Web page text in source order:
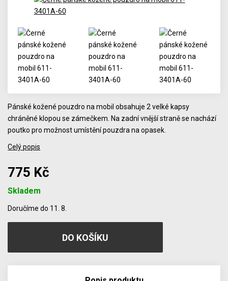
Pánské kožené pouzdro na mobil obsahuje 2 velké kapsy
chráněné klopou se zámečkem. Na zadní vnější straně se nachází
poutko pro možnost umístění pouzdra na opasek.
Celý popis
775 Kč
Skladem
Doručíme do 11. 8.